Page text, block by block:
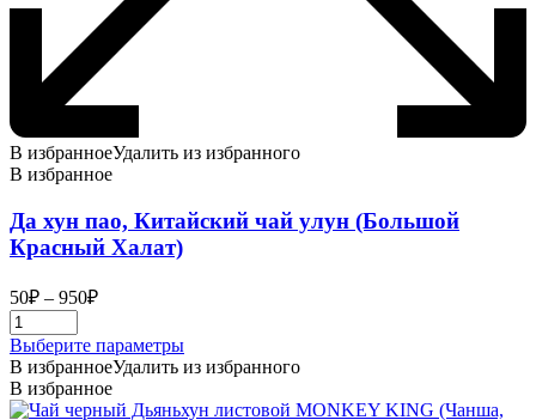
В избранноеУдалить из избранного
В избранное
Да хун пао, Китайский чай улун (Большой
Красный Халат)
50₽ – 950₽Диапазон
50₽
–
950₽
Выберите параметрыЭтот
товар
несколько
В избранноеУдалить из избранного
В избранное